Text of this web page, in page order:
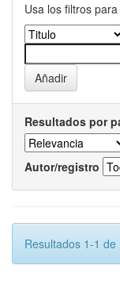
Usa los filtros
Resultados por
Autor/registro
Resultados 1-1 de